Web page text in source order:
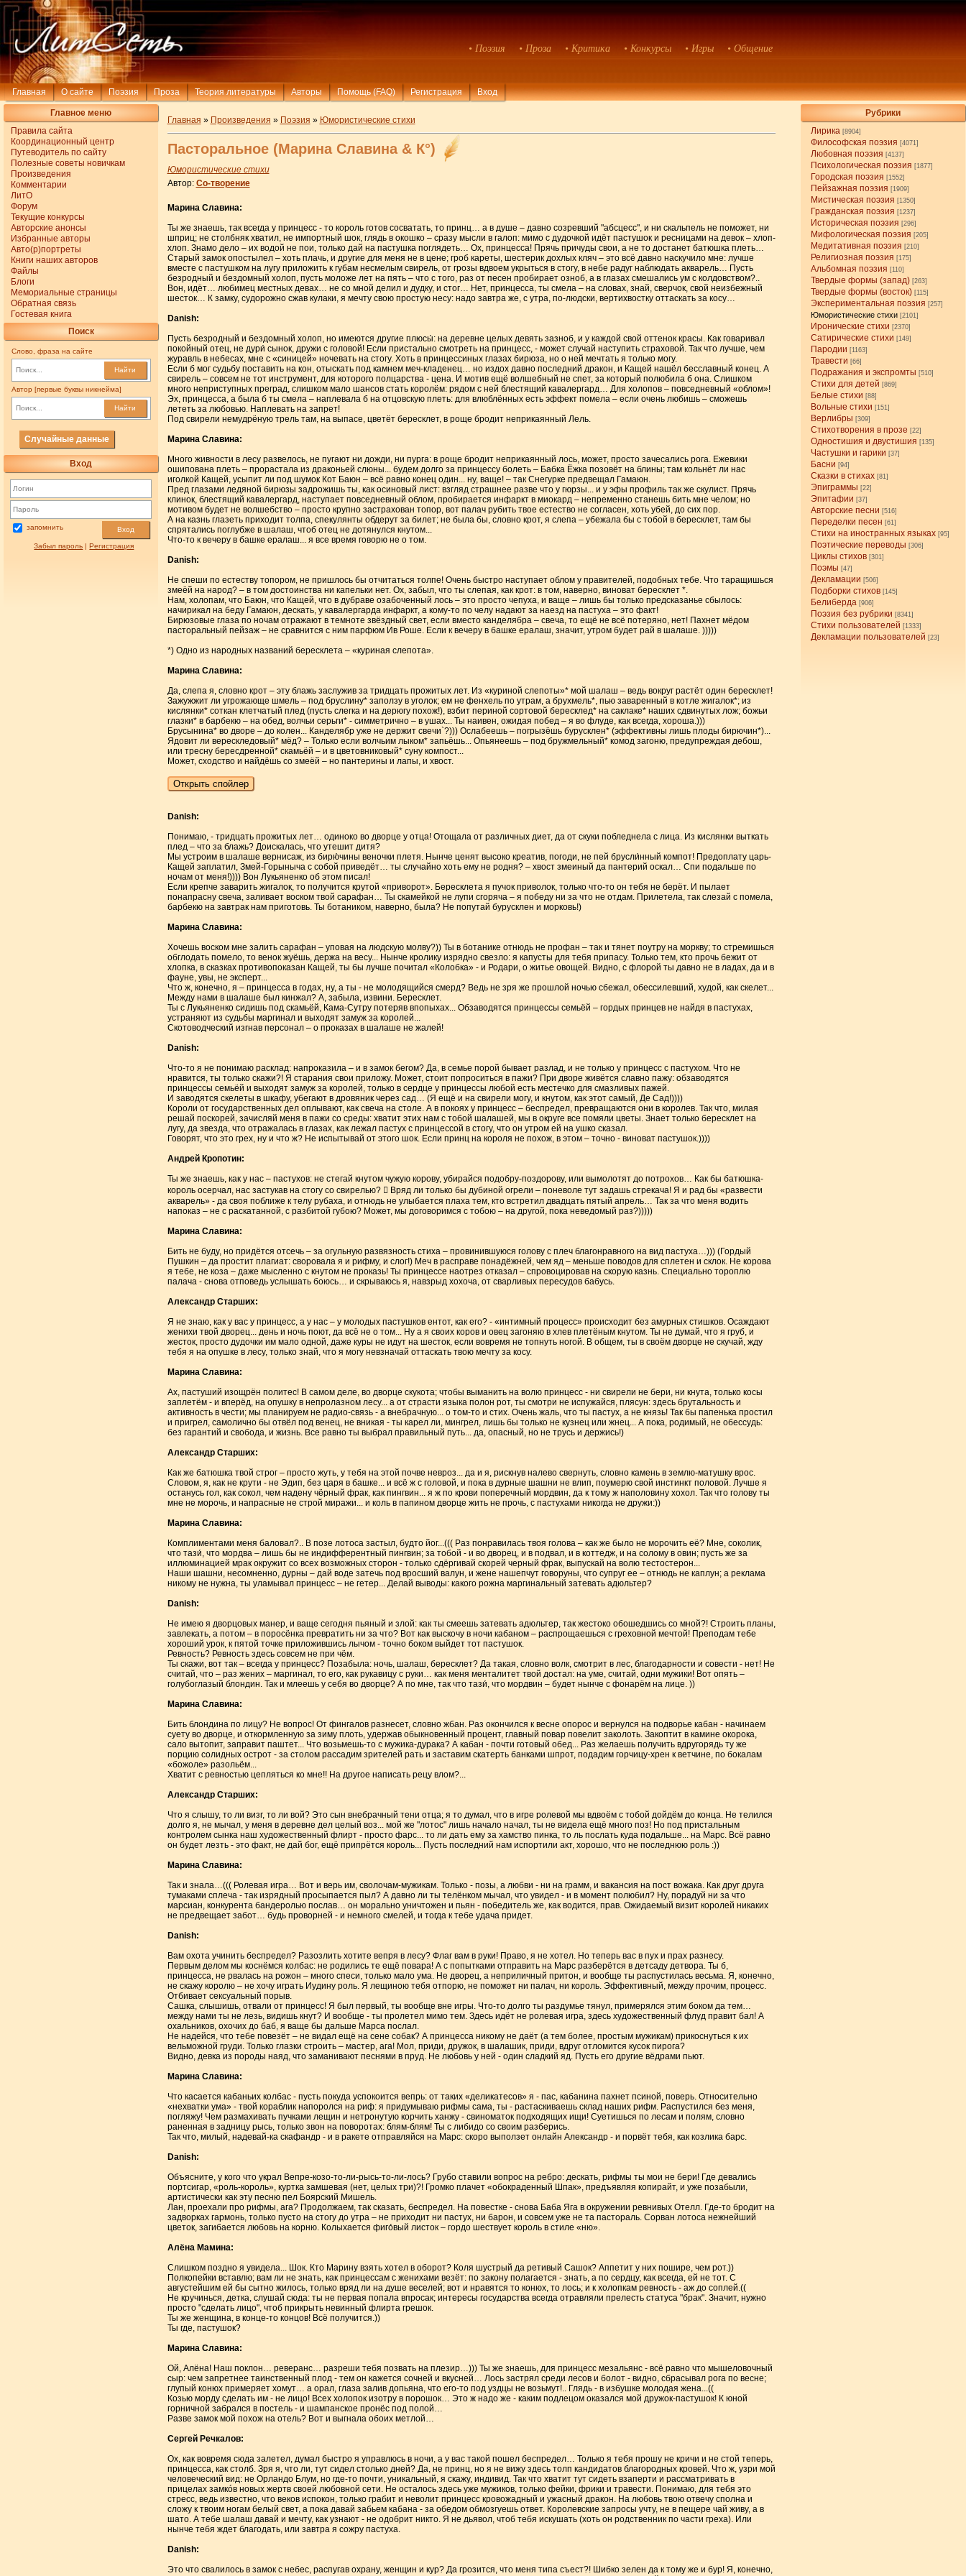
• Поэзия • Проза • Критика • Конкурсы • Игры • Общение
Главная О сайте Поэзия Проза Теория литературы Авторы Помощь (FAQ) Регистрация Вход
Главное меню
Правила сайта
Координационный центр
Путеводитель по сайту
Полезные советы новичкам
Произведения
Комментарии
ЛитО
Форум
Текущие конкурсы
Авторские анонсы
Избранные авторы
Авто(р)портреты
Книги наших авторов
Файлы
Блоги
Мемориальные страницы
Обратная связь
Гостевая книга
Поиск
Слово, фраза на сайте
Найти
Автор [первые буквы никнейма]
Найти
Случайные данные
Вход
запомнить Вход
Забыл пароль |Регистрация
Рубрики
Лирика [8904]
Философская поэзия [4071]
Любовная поэзия [4137]
Психологическая поэзия [1877]
Городская поэзия [1552]
Пейзажная поэзия [1909]
Мистическая поэзия [1350]
Гражданская поэзия [1237]
Историческая поэзия [296]
Мифологическая поэзия [205]
Медитативная поэзия [210]
Религиозная поэзия [175]
Альбомная поэзия [110]
Твердые формы (запад) [263]
Твердые формы (восток) [115]
Экспериментальная поэзия [257]
Юмористические стихи [2101]
Иронические стихи [2370]
Сатирические стихи [149]
Пародии [1163]
Травести [66]
Подражания и экспромты [510]
Стихи для детей [869]
Белые стихи [88]
Вольные стихи [151]
Верлибры [309]
Стихотворения в прозе [22]
Одностишия и двустишия [135]
Частушки и гарики [37]
Басни [94]
Сказки в стихах [81]
Эпиграммы [22]
Эпитафии [37]
Авторские песни [516]
Переделки песен [61]
Стихи на иностранных языках [95]
Поэтические переводы [306]
Циклы стихов [301]
Поэмы [47]
Декламации [506]
Подборки стихов [145]
Белиберда [906]
Поэзия без рубрики [8341]
Стихи пользователей [1333]
Декламации пользователей [23]
Главная » Произведения » Поэзия » Юмористические стихи
Пасторальное (Марина Славина & К°)
Юмористические стихи
Автор: Со-творение
Марина Славина:
Ты же знаешь, так всегда у принцесс - то король готов сосватать, то принц… а в душе – давно созревший "абсцесс", и ни скальпель не поможет, ни
шприц; не столбняк хватил, не импортный шок, глядь в окошко – сразу мысли в галоп: мимо с дудочкой идёт пастушок и ресницами на девок – хлоп-
хлоп. Знамо дело – их водой не пои, только дай на пастушка поглядеть… Ох, принцесса! Прячь причуды свои, а не то достанет батюшка плеть…
Старый замок опостылел – хоть плачь, и другие для меня не в цене; гроб кареты, шестерик дохлых кляч – это всё давно наскучило мне: лучше
вместе с пастушком на лугу приложить к губам несмелым свирель, от грозы вдвоем укрыться в стогу, в небе радуг наблюдать акварель… Пусть
безродный и бездомный холоп, пусть моложе лет на пять – что с того, раз от песен пробирает озноб, а в глазах смешались ум с колдовством?..
Вон, идёт… любимец местных девах… не со мной делил и дудку, и стог… Нет, принцесса, ты смела – на словах, знай, сверчок, свой неизбежный
шесток… К замку, судорожно сжав кулаки, я мечту свою простую несу: надо завтра же, с утра, по-людски, вертихвостку оттаскать за косу…
Danish:
Пусть безродный и бездомный холоп, но имеются другие плюсы́: на деревне целых девять зазноб, и у каждой свой оттенок красы. Как говаривал
покойный отец, не дури́ сынок, дружи с головой! Если пристально смотреть на принцесс, - может случай наступить страховой. Так что лучше, чем
журавль в небесах, мне с «синицей» ночевать на стогу. Хоть в принцессиных глазах бирюза, но о ней мечтать я только могу.
Если б мог судьбу поставить на кон, отыскать под камнем меч-кладенец… но издох давно последний дракон, и Кащей нашёл бесславный конец. А
свирель – совсем не тот инструмент, для которого полцарства - цена. И мотив ещё волшебный не спет, за который полюбила б она. Слишком
много неприступных преград, слишком мало шансов стать королём: рядом с ней блестящий кавалергард… Для холопов – повседневный «облом»!
Эх, принцесса, а была б ты смела – наплевала б на отцовскую плеть: для влюблённых есть эффект помела – если очень любишь – сможешь
лететь за любовью. Наплевать на запрет!
Под свирели немудрёную трель там, на выпасе, цветёт бересклет, в роще бродит неприкаянный Лель.
Марина Славина:
Много живности в лесу развелось, не пугают ни дожди, ни пурга: в роще бродит неприкаянный лось, может, просто зачесались рога. Ежевики
ошипована плеть – прорастала из драконьей слюны... будем долго за принцессу болеть – Бабка Ёжка позовёт на блины; там кольнёт ли нас
иголкой Кащей, усыпит ли под шумок Кот Баюн – всё равно конец один... ну, ваще! – так Снегурке предвещал Гамаюн.
Пред глазами ледяной бирюзы задрожишь ты, как осиновый лист: взгляд страшнее разве что у гюрзы... и у эфы профиль так же скулист. Прячь
клинок, блестящий кавалергард, наступает повседневный облом, пробирается инфаркт в миокард – непременно станешь бить мне челом; но
мотивом будет не волшебство – просто крупно застрахован топор, вот палач рубить твое естество не согласен, хоть убей, до сих пор.
А на казнь глазеть приходит толпа, спекулянты обдерут за билет; не была бы, словно крот, я слепа – убежала бы с тобой в бересклет, там бы
спрятались поглубже в шалаш, чтоб отец не дотянулся кнутом...
Что-то к вечеру в башке ералаш... я все время говорю не о том.
Danish:
Не спеши по естеству топором, не пришлось бы отчитаться толпе! Очень быстро наступает облом у правителей, подобных тебе. Что таращишься
змеёй на народ? – в том достоинства ни капельки нет. Ох, забыл, что ты слепая, как крот: в том, наверно, виноват бересклет *.
Нам, холопам, что Баюн, что Кащей, что в дубраве озабоченный лось – это просто чепуха, и ваще – лишь бы только предсказанье сбылось:
начирикал на беду Гамаюн, дескать, у кавалергарда инфаркт, а кому-то по челу надают за наезд на пастуха – это факт!
Бирюзовые глаза по ночам отражают в темноте звёздный свет, если вместо канделябра – свеча, то ещё не всё потеряно, нет! Пахнет мёдом
пасторальный пейзаж – не сравнится с ним парфюм Ив Роше. Если к вечеру в башке ералаш, значит, утром будет рай в шалаше. )))))
*) Одно из народных названий бересклета – «куриная слепота».
Марина Славина:
Да, слепа я, словно крот – эту блажь заслужив за тридцать прожитых лет. Из «куриной слепоты»* мой шалаш – ведь вокруг растёт один бересклет!
Зажужжит ли угрожающе шмель – под бруслину* заползу в уголок; ем не фенхель по утрам, а брухмель*, пью заваренный в котле жигалок*; из
кислянки* соткан клетчатый плед (пусть слегка и на дерюгу похож!), взбит периной сортовой бересклед* на саклаке* наших сдвинутых лож; божьи
глазки* в барбекю – на обед, волчьи серьги* - симметрично – в ушах... Ты наивен, ожидая побед – я во флуде, как всегда, хороша.)))
Брусынина* во дворе – до колен... Канделябр уже не держит свечи`?))) Ослабеешь – погрызёшь бурусклен* (эффективны лишь плоды бирючин*)...
Ядовит ли верескледовый* мёд? – Только если волчьим лыком* запьёшь... Опьянеешь – под бружмельный* комод загоню, предупреждая дебош,
или тресну бересдренной* скамьёй – и в цветовниковый* суну компост...
Может, сходство и найдёшь со змеёй – но пантерины и лапы, и хвост.
Danish:
Понимаю, - тридцать прожитых лет… одиноко во дворце у отца! Отощала от различных диет, да от скуки побледнела с лица. Из кислянки выткать
плед – что за блажь? Доискалась, что утешит дитя?
Мы устроим в шалаше вернисаж, из бирю́чины веночки плетя. Нынче ценят высоко креатив, погоди, не пей брусли́нный компот! Предоплату царь-
Кащей заплатил, Змей-Горыныча с собой приведёт… ты случайно хоть ему не родня? – хвост змеиный да пантерий оскал… Спи подальше по
ночам от меня!)))) Вон Лукьяненко об этом писал!
Если крепче заварить жигалок, то получится крутой «приворот». Бересклета я пучок приволок, только что-то он тебя не берёт. И пылает
понапрасну свеча, заливает воском твой сарафан… Ты скамейкой не лупи сгоряча – я победу ни за что не отдам. Прилетела, так слезай с помела,
барбекю на завтрак нам приготовь. Ты ботаником, наверно, была? Не попутай бурусклен и морковь!)
Марина Славина:
Хочешь воском мне залить сарафан – уповая на людскую молву?)) Ты в ботанике отнюдь не профан – так и тянет поутру на моркву; то стремишься
обглодать помело, то венок жуёшь, держа на весу... Нынче кролику изрядно свезло: я капусты для тебя припасу. Только тем, кто прочь бежит от
хлопка, в сказках противопоказан Кащей, ты бы лучше почитал «Колобка» - и Родари, о житье овощей. Видно, с флорой ты давно не в ладах, да и в
фауне, увы, не эксперт...
Что ж, конечно, я – принцесса в годах, ну, а ты - не молодящийся смерд? Ведь не зря же прошлой ночью сбежал, обессилевший, худой, как скелет...
Между нами в шалаше был кинжал? А, забыла, извини. Бересклет.
Ты с Лукьяненко сидишь под скамьёй, Кама-Сутру потеряв впопыхах... Обзаводятся принцессы семьёй – гордых принцев не найдя в пастухах,
устраняют из судьбы маргинал и выходят замуж за королей...
Скотоводческий изгнав персонал – о проказах в шалаше не жалей!
Danish:
Что-то я не понимаю расклад: напроказила – и в замок бегом? Да, в семье порой бывает разлад, и не только у принцесс с пастухом. Что не
нравится, ты только скажи?! Я старания свои приложу. Может, стоит попроситься в пажи? При дворе живётся славно пажу: обзаводятся
принцессы семьёй и выходят замуж за королей, только в сердце у принцессы любой есть местечко для смазливых пажей.
И заводятся скелеты в шкафу, убегают в дровяник через сад… (Я ещё и на свирели могу, и кнутом, как этот самый, Де Сад!))))
Короли от государственных дел оплывают, как свеча на столе. А в покоях у принцесс – беспредел, превращаются они в королев. Так что, милая
решай поскорей, зачисляй меня в пажи со среды: хватит этих нам с тобой шалашей, мы в округе все помяли цветы. Знает только бересклет на
лугу, да звезда, что отражалась в глазах, как лежал пастух с принцессой в стогу, что он утром ей на ушко сказал.
Говорят, что это грех, ну и что ж? Не испытывай от этого шок. Если принц на короля не похож, в этом – точно - виноват пастушок.))))
Андрей Кропотин:
Ты же знаешь, как у нас – пастухов: не стегай кнутом чужую корову, убирайся подобру-поздорову, или вымолотят до потрохов… Как бы батюшка-
король осерчал, нас застукав на стогу со свирелью?  Вряд ли только бы дубиной огрели – поневоле тут задашь стрекача! Я и рад бы «развести
акварель» - да своя поближе к телу рубаха, и отнюдь не улыбается плаха тем, кто встретил двадцать пятый апрель… Так за что меня водить
напоказ – не с раскатанной, с разбитой губою? Может, мы договоримся с тобою – на другой, пока неведомый раз?)))))
Марина Славина:
Бить не буду, но придётся отсечь – за огульную развязность стиха – провинившуюся голову с плеч благонравного на вид пастуха…))) (Гордый
Пушкин – да простит плагиат: своровала я и рифму, и слог!) Меч в расправе понадёжней, чем яд – меньше поводов для сплетен и склок. Не корова
я тебе, не коза – даже мысленно с кнутом не проказь! Ты принцессе наотрез отказал – спровоцировав на скорую казнь. Специально тороплю
палача - снова отповедь услышать боюсь… и скрываюсь я, навзрыд хохоча, от сварливых пересудов бабусь.
Александр Старших:
Я не знаю, как у вас у принцесс, а у нас – у молодых пастушков ентот, как его? - «интимный процесс» происходит без амурных стишков. Осаждают
женихи твой дворец... день и ночь поют, да всё не о том... Ну а я своих коров и овец загоняю в хлев плетёным кнутом. Ты не думай, что я груб, и
жесток, просто дудочки им мало одной, даже куры не идут на шесток, если вовремя не топнуть ногой. В общем, ты в своём дворце не скучай, жду
тебя я на опушке в лесу, только знай, что я могу невзначай оттаскать твою мечту за косу.
Марина Славина:
Ах, пастуший изощрён политес! В самом деле, во дворце скукота; чтобы выманить на волю принцесс - ни свирели не бери, ни кнута, только косы
заплетём - и вперёд, на опушку в непролазном лесу... а от страсти языка полон рот, ты смотри не испужайся, плясун: здесь брутальность и
активность в чести; мы планируем не радио-связь - а внебрачную... о том-то и стих. Очень жаль, что ты пастух, а не князь! Так бы папенька простил
и пригрел, самолично бы отвёл под венец, не вникая - ты карел ли, мингрел, лишь бы только не кузнец или жнец... А пока, родимый, не обессудь:
без гарантий и свобода, и жизнь. Все равно ты выбрал правильный путь... да, опасный, но не трусь и держись!)
Александр Старших:
Как же батюшка твой строг – просто жуть, у тебя на этой почве невроз... да и я, рискнув налево свернуть, словно камень в землю-матушку врос.
Словом, я, как не крути - не Эдип, без царя в башке... и всё ж с головой, и пока в дурные шашни не влип, поумерю свой инстинкт половой. Лучше я
останусь гол, как сокол, чем надену чёрный фрак, как пингвин... я ж по крови поперечный мордвин, да к тому ж наполовину хохол. Так что голову ты
мне не морочь, и напрасные не строй миражи... и коль в папином дворце жить не прочь, с пастухами никогда не дружи:))
Марина Славина:
Комплиментами меня баловал?.. В позе лотоса застыл, будто йог...((( Раз понравилась твоя голова – как же было не морочить её? Мне, соколик,
что тази́, что мордва – лишь бы не индифферентный пингвин; за тобой - и во дворец, и в подвал, и в коттедж, и на солому в овин; пусть же за
иллюминацией мрак окружит со всех возможных сторон - только сдёргивай скорей черный фрак, выпускай на волю тестостерон...
Наши шашни, несомненно, дурны – дай воде затечь под вросший валун, и жене нашепчут говоруны, что супруг ее – отнюдь не каплун; а реклама
никому не нужна, ты уламывал принцесс – не гетер... Делай выводы: какого рожна маргинальный затевать адюльтер?
Danish:
Не имею я дворцовых манер, и ваще сегодня пьяный и злой: как ты смеешь затевать адюльтер, так жестоко обошедшись со мной?! Строить планы,
завлекать, а потом – в поросёнка превратить ни за что? Вот как выскочу в ночи кабаном – распрощаешься с греховной мечтой! Преподам тебе
хороший урок, к пятой точке приложившись лычом - точно боком выйдет тот пастушок.
Ревность? Ревность здесь совсем не при чём.
Ты скажи, вот так – всегда у принцесс? Позабыла: ночь, шалаш, бересклет? Да такая, словно волк, смотрит в лес, благодарности и совести - нет! Не
считай, что – раз жених – маргинал, то его, как рукавицу с руки… как меня менталитет твой достал: на уме, считай, одни мужики! Вот опять –
голубоглазый блондин. Так и млеешь у себя во дворце? А по мне, так что тази́, что мордвин – будет нынче с фонарём на лице. ))
Марина Славина:
Бить блондина по лицу? Не вопрос! От фингалов разнесет, словно жбан. Раз окончился к весне опорос и вернулся на подворье кабан - начинаем
суету во дворце, и откормленную за зиму плоть, удержав обыкновенный процент, главный повар повелит заколоть. Закоптит в камине окорока,
сало вытопит, заправит паштет... Что возьмешь-то с мужика-дурака? А кабан - почти готовый обед... Раз желаешь получить вдругорядь ту же
порцию солидных острот - за столом рассадим зрителей рать и заставим скатерть банками шпрот, подадим горчицу-хрен к ветчине, по бокалам
«божоле» разольём...
Хватит с ревностью цепляться ко мне!! На другое написать рецу влом?...
Александр Старших:
Что я слышу, то ли визг, то ли вой? Это сын внебрачный тени отца; я то думал, что в игре ролевой мы вдвоём с тобой дойдём до конца. Не телился
долго я, не мычал, у меня в деревне дел целый воз... мой же "лотос" лишь начало начал, ты не видела ещё много поз! Но под пристальным
контролем сынка наш художественный флирт - просто фарс... то ли дать ему за хамство пинка, то ль послать куда подальше... на Марс. Всё равно
он будет лезть - это факт, не дай бог, ещё припрётся король... Пусть последний нам испортили акт, хорошо, что не последнюю роль :))
Марина Славина:
Так и знала…((( Ролевая игра… Вот и верь им, сволочам-мужикам. Только - позы, а любви - ни на грамм, и вакансия на пост вожака. Как друг друга
тумаками сплеча - так изрядный просыпается пыл? А давно ли ты телёнком мычал, что увидел - и в момент полюбил? Ну, порадуй ни за что
марсиан, конкурента бандеролью послав… он морально уничтожен и пьян - победитель же, как водится, прав. Ожидаемый визит королей никаких
не предвещает забот… будь проворней - и немного смелей, и тогда к тебе удача придет.
Danish:
Вам охота учинить беспредел? Разозлить хотите вепря в лесу? Флаг вам в руки! Право, я не хотел. Но теперь вас в пух и прах разнесу.
Первым делом мы коснёмся колбас: не родились те ещё повара! А с попытками отправить на Марс разберётся в детсаду детвора. Ты б,
принцесса, не рвалась на рожон – много спеси, только мало ума. Не дворец, а неприличный притон, и вообще ты распустилась весьма. Я, конечно,
не скажу королю – не хочу играть Иудину роль. Я лещиною тебя отпорю, не поможет ни палач, ни король. Эффективный, между прочим, процесс.
Отбивает сексуальный порыв.
Сашка, слышишь, отвали от принцесс! Я был первый, ты вообще вне игры. Что-то долго ты раздумье тянул, примерялся этим боком да тем…
между нами ты не лезь, видишь кнут? И вообще - ты пролетел мимо тем. Здесь идёт не ролевая игра, здесь художественный флуд правит бал! А
охальников, охочих до баб, я ваще бы дальше Марса послал.
Не надейся, что тебе повезёт – не видал ещё на сене собак? А принцесса никому не даёт (а тем более, простым мужикам) прикоснуться к их
вельможной груди. Только глазки строить – мастер, ага! Мол, приди, дружок, в шалашик, приди, вдруг отломится кусок пирога?
Видно, девка из породы наяд, что заманивают песнями в пруд. Не любовь у ней - один сладкий яд. Пусть его другие вёдрами пьют.
Марина Славина:
Что касается кабаньих колбас - пусть покуда успокоится вепрь: от таких «деликатесов» я - пас, кабанина пахнет псиной, поверь. Относительно
«нехватки ума» - твой кораблик напоролся на риф: я придумываю рифмы сама, ты - растаскиваешь склад наших рифм. Распустился без меня,
погляжу! Чем размахивать пучками лещин и нетронутую корчить ханжу - свиноматок подходящих ищи! Суетишься по лесам и полям, словно
раненная в задницу рысь, только звон на поворотах: блям-блям! Ты с либидо со своим разберись.
Так что, милый, надевай-ка скафандр - и в ракете отправляйся на Марс: скоро выползет онлайн Александр - и порвёт тебя, как козлика барс.
Danish:
Объясните, у кого что украл Вепре-козо-то-ли-рысь-то-ли-лось? Грубо ставили вопрос на ребро: дескать, рифмы ты мои не бери! Где девались
портсигар, «роль-король», куртка замшевая (нет, целых три)?! Громко плачет «обокраденный Шпак», предъявляя копирайт, и уже позабыли,
артистически как эту песню пел Боярский Мишель.
Лан, проехали про рифмы, ага? Продолжаем, так сказать, беспредел. На повестке - снова Баба Яга в окружении ревнивых Отелл. Где-то бродит на
задворках гармонь, только пусто на стогу до утра – не приходит ни пастух, ни барон, и совсем уже не та пастораль. Сорван лотоса нежнейший
цветок, загибается любовь на корню. Колыхается фиго́вый листок – гордо шествует король в стиле «ню».
Алёна Мамина:
Слишком поздно я увидела... Шок. Кто Марину взять хотел в оборот? Коля шустрый да ретивый Сашок? Аппетит у них пошире, чем рот.))
Полкопейки вставлю; вам ли не знать, как принцессам с женихами везёт: по закону полагается - знать, а по сердцу, как всегда, ей не тот. С
августейшим ей бы сытно жилось, только вряд ли на душе веселей; вот и нравятся то конюх, то лось; и к холопкам ревность - аж до соплей.((
Не кручинься, детка, слушай сюда: ты не первая попала впросак; интересы государства всегда отравляли прелесть статуса "брак". Значит, нужно
просто "сделать лицо", чтоб прикрыть невинный флирта грешок.
Ты же женщина, в конце-то концов! Всё получится.))
Ты где, пастушок?
Марина Славина:
Ой, Алёна! Наш поклон… реверанс… разреши тебя позвать на плезир…))) Ты же знаешь, для принцесс мезальянс - всё равно что мышеловочный
сыр: чем запретнее таинственный плод - тем он кажется сочней и вкусней… Лось застрял среди лесов и болот - видно, сбрасывал рога по весне;
глупый конюх примеряет хомут… а орал, глаза залив допьяна, что его-то под уздцы не возьмут!.. Глядь - в избушке молодая жена...((
Козью морду сделать им - не лицо! Всех холопок изотру в порошок… Это ж надо же - каким подлецом оказался мой дружок-пастушок! К юной
горничной забрался в постель - и шампанское пронёс под полой…
Разве замок мой похож на отель? Вот и выгнала обоих метлой…
Сергей Речкалов:
Ох, как вовремя сюда залетел, думал быстро я управлюсь в ночи, а у вас такой пошел беспредел… Только я тебя прошу не кричи и не стой теперь,
принцесса, как столб. Зря я, что ли, тут сидел столько дней? Да, не принц, но я не вижу здесь толп кандидатов благородных кровей. Что ж, узри мой
человеческий вид: не Орландо Блум, но где-то почти, уникальный, я скажу, индивид. Так что хватит тут сидеть взаперти и рассматривать в
прицелах замкóв новых жертв своей любовной сети. Не осталось здесь уже мужиков, только фейки, фрики и травести. Понимаю, для тебя это
стресс, ведь известно, что веков испокон, только грабит и неволит принцесс кровожадный и ужасный дракон. На любовь твою отвечу сполна и
сложу к твоим ногам белый свет, а пока давай забьем кабана - за обедом обмозгуешь ответ. Королевские запросы учту, не в пещере чай живу, а в
шато. А тебе шалаш давай и мечту, как узнают - не одобрит никто. Я не дьявол, чтоб тебя искушать (хоть он родственник по части греха). Или
нынче тебя ждет благодать, или завтра я сожру пастуха.
Danish:
Это что свалилось в замок с небес, распугав охрану, женщин и кур? Да грозится, что меня типа съест?! Шибко зелен да к тому же и бур! Я, конечно,